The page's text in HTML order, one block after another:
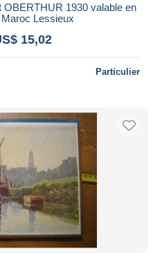
1930 valable en
Lessieux
15,02
Particulier